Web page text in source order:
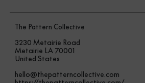
The Pattern Collective
3230 Metairie Road
Metairie LA 70001
United States
hello@thepatterncollective.com